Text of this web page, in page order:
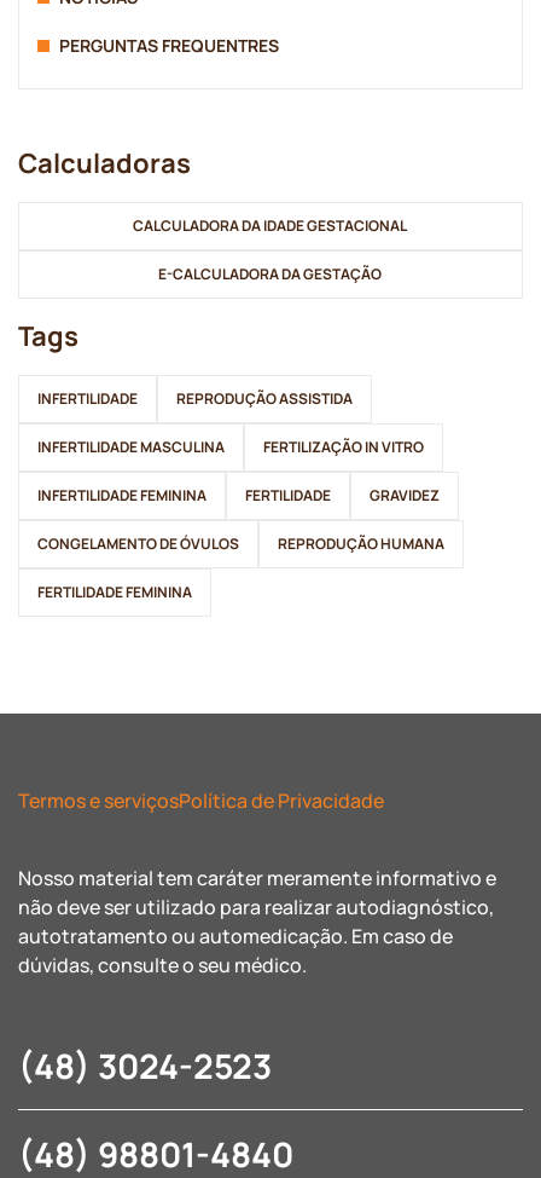
PERGUNTAS FREQUENTRES
Tags
INFERTILIDADE REPRODUÇÃO ASSISTIDA
INFERTILIDADE MASCULINA FERTILIZAÇÃO IN VITRO
INFERTILIDADE FEMININA FERTILIDADE GRAVIDEZ
CONGELAMENTO DE ÓVULOS REPRODUÇÃO HUMANA
FERTILIDADE FEMININA
Calculadoras
CALCULADORA DA IDADE GESTACIONAL
E-CALCULADORA DA GESTAÇÃO
Termos e serviçosPolítica de Privacidade
Nosso material tem caráter meramente informativo e
não deve ser utilizado para realizar autodiagnóstico,
autotratamento ou automedicação. Em caso de
dúvidas, consulte o seu médico.
(48) 3024-2523
(48) 98801-4840